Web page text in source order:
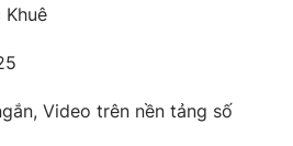
Khuê
Video trên nền tảng số